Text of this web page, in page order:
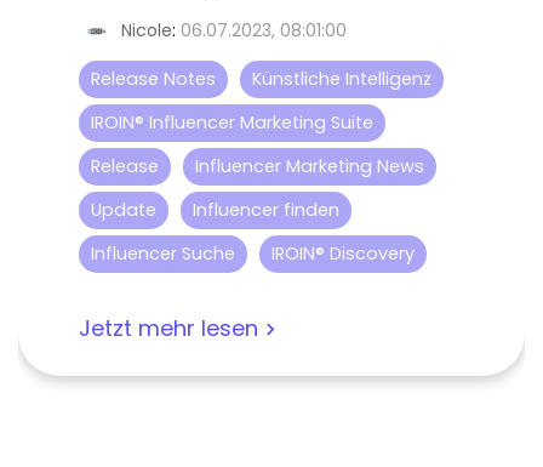
Nicole: 06.07.2023, 08:01:00
Release Notes
Künstliche Intelligenz
IROIN® Influencer Marketing Suite
Release
Influencer Marketing News
Update
Influencer finden
Influencer Suche
IROIN® Discovery
Jetzt mehr lesen